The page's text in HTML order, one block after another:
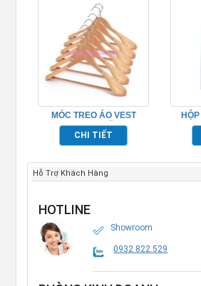
MÓC TREO ÁO VEST
BẰNG GỖ
CHI TIẾT
Hỗ Trợ Khách Hàng
HOTLINE
Showroom
0932.822.529